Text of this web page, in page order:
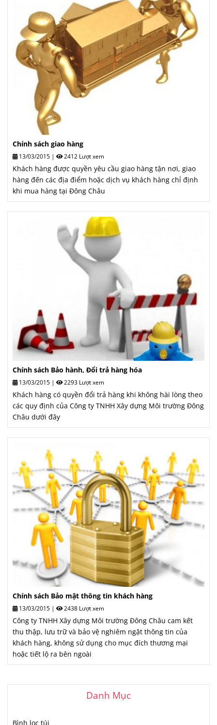
Chính sách giao hàng
13/03/2015 | 2412 Lượt xem
Khách hàng được quyền yêu cầu giao hàng tận nơi, giao
hàng đến các địa điểm hoặc dịch vụ khách hàng chỉ định
khi mua hàng tại Đông Châu
Chính sách Bảo hành, Đổi trả hàng hóa
13/03/2015 | 2293 Lượt xem
Khách hàng có quyền đổi trả hàng khi không hài lòng theo
các quy định của Công ty TNHH Xây dựng Môi trường Đông
Châu dưới đây
Chính sách Bảo mật thông tin khách hàng
13/03/2015 | 2438 Lượt xem
Công ty TNHH Xây dựng Môi trường Đông Châu cam kết
thu thập, lưu trữ và bảo vệ nghiêm ngặt thông tin của
khách hàng, không sử dụng cho mục đích thương mại
hoặc tiết lộ ra bên ngoài
Danh Mục
Bình lọc túi